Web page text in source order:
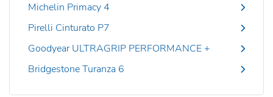
Michelin Primacy 4
Pirelli Cinturato P7
Goodyear ULTRAGRIP PERFORMANCE +
Bridgestone Turanza 6